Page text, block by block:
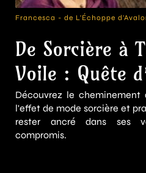
Francesca - de L'Échoppe
De Sorcière à
Voile : Quête
Découvrez le cheminement
l'effet de mode sorcière et
rester ancré dans ses
compromis.